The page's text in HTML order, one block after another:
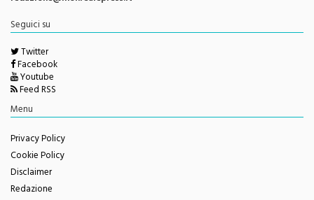
redazione@monrealepress.it
Seguici su
Twitter
Facebook
Youtube
Feed RSS
Privacy Policy
Cookie Policy
Disclaimer